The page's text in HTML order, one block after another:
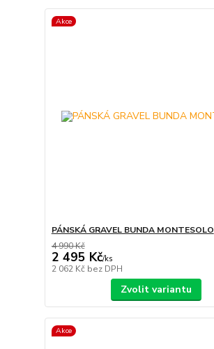
Akce
PÁNSKÁ GRAVEL BUNDA MONTESOLO
4 990 Kč
2 495 Kč/ks
2 062 Kč bez DPH
Zvolit variantu
Akce